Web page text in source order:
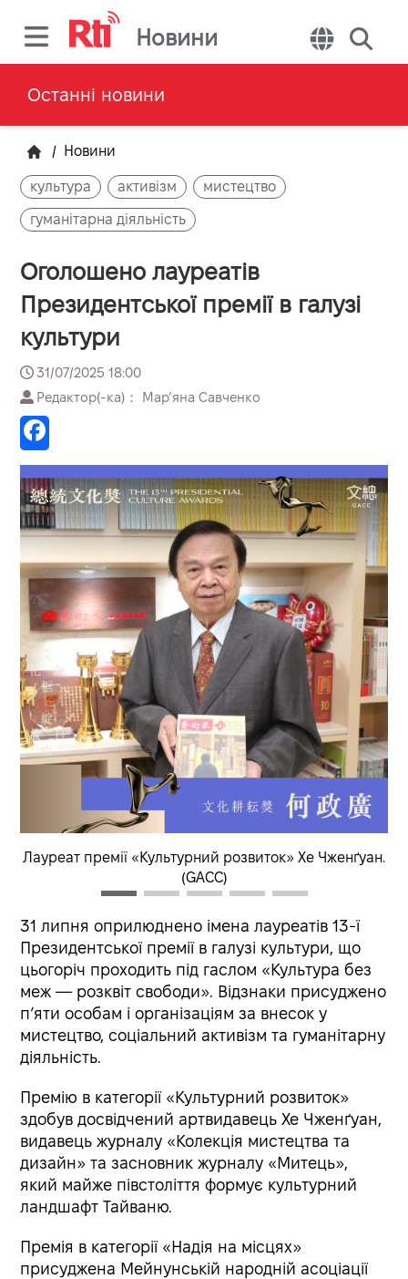
Новини
Останні новини
/ Новини
культура активізм мистецтво
гуманітарна діяльність
Оголошено лауреатів
Президентської премії в галузі
культури
31/07/2025 18:00
Редактор(-ка)： Марʼяна Савченко
Лауреат премії «Культурний розвиток» Хе Чженґуан.
(GACC)
31 липня оприлюднено імена лауреатів 13-ї
Президентської премії в галузі культури, що
цьогоріч проходить під гаслом «Культура без
меж — розквіт свободи». Відзнаки присуджено
п’яти особам і організаціям за внесок у
мистецтво, соціальний активізм та гуманітарну
діяльність.
Премію в категорії «Культурний розвиток»
здобув досвідчений артвидавець Хе Чженґуан,
видавець журналу «Колекція мистецтва та
дизайн» та засновник журналу «Митець»,
який майже півстоліття формує культурний
ландшафт Тайваню.
Премія в категорії «Надія на місцях»
присуджена Мейнунській народній асоціації